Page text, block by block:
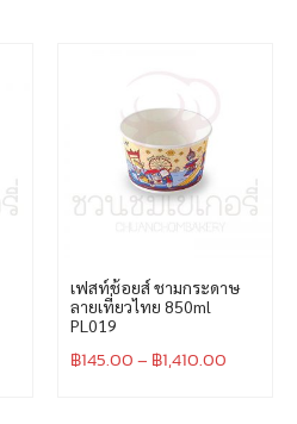
เฟสท์ช้อยส์ ชามกระดาษ
ลายเที่ยวไทย 850ml
PL019
฿145.00– ฿1,410.00